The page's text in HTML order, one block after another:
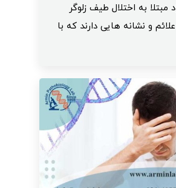
به اختلال طیف زلوگر
و نشانه هایی دارند که با